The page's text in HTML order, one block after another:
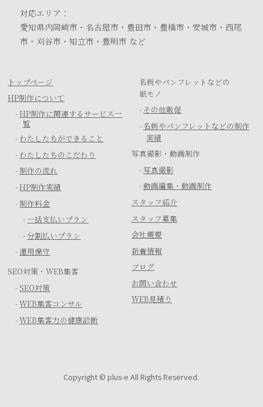
対応エリア：
愛知県内岡崎市・名古屋市・豊田市・豊橋市・安城市・西尾
市・刈谷市・知立市・豊明市 など
トップページ
HP制作について
-HP制作に関連するサービス一
覧
- わたしたちができること
- わたしたちのこだわり
-制作の流れ
-HP制作実績
-制作料金
-一括支払いプラン
- 分割払いプラン
-運用保守
SEO対策・WEB集客
- SEO対策
-WEB集客コンサル
-WEB集客力の健康診断
名刺やパンフレットなどの
紙モノ
- その他販促
- 名刺やパンフレットなどの制作
実績
写真撮影・動画制作
-写真撮影
-動画編集・動画制作
スタッフ紹介
スタッフ募集
会社概要
新着情報
ブログ
お問い合わせ
WEB見積り
Copyright © plus-e All Rights Reserved.